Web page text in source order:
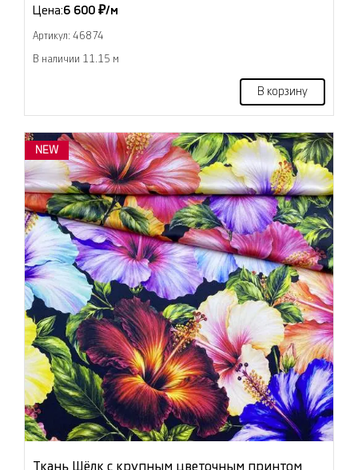
Цена:6 600 ₽/м
Артикул: 46874
В наличии 11.15 м
В корзину
NEW
Ткань Шёлк с крупным цветочным принтом